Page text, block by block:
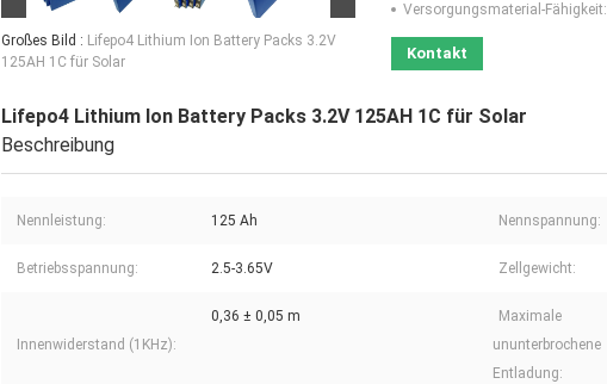
Großes Bild : Lifepo4 Lithium Ion Battery Packs 3.2V
125AH 1C für Solar
Versorgungsmaterial-Fähigkeit:
Kontakt
Lifepo4 Lithium Ion Battery Packs 3.2V 125AH 1C für Solar
Beschreibung
Nennleistung: 125 Ah Nennspannung:
Betriebsspannung: 2.5-3.65V Zellgewicht:
Innenwiderstand (1KHz):
0,36 ± 0,05 m
Maximale
ununterbrochene
Entladung: